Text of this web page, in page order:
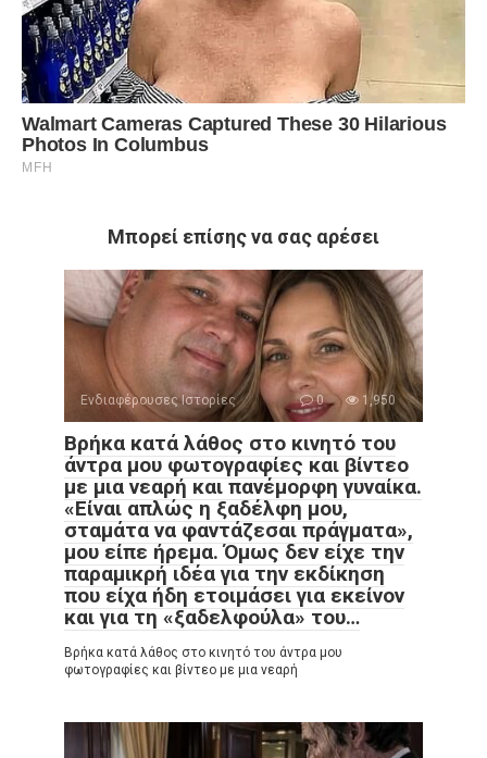
Μπορεί επίσης να σας αρέσει
Ενδιαφέρουσες Ιστορίες 0 1,950
Βρήκα κατά λάθος στο κινητό του
άντρα μου φωτογραφίες και βίντεο
με μια νεαρή και πανέμορφη γυναίκα.
«Είναι απλώς η ξαδέλφη μου,
σταμάτα να φαντάζεσαι πράγματα»,
μου είπε ήρεμα. Όμως δεν είχε την
παραμικρή ιδέα για την εκδίκηση
που είχα ήδη ετοιμάσει για εκείνον
και για τη «ξαδελφούλα» του…
Βρήκα κατά λάθος στο κινητό του άντρα μου
φωτογραφίες και βίντεο με μια νεαρή